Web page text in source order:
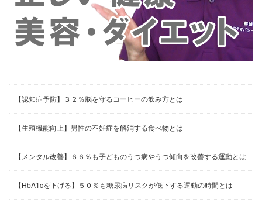
【認知症予防】３２％脳を守るコーヒーの飲み方とは
【生殖機能向上】男性の不妊症を解消する食べ物とは
【メンタル改善】６６％も子どものうつ病やうつ傾向を改善する運動とは
【HbA1cを下げる】５０％も糖尿病リスクが低下する運動の時間とは